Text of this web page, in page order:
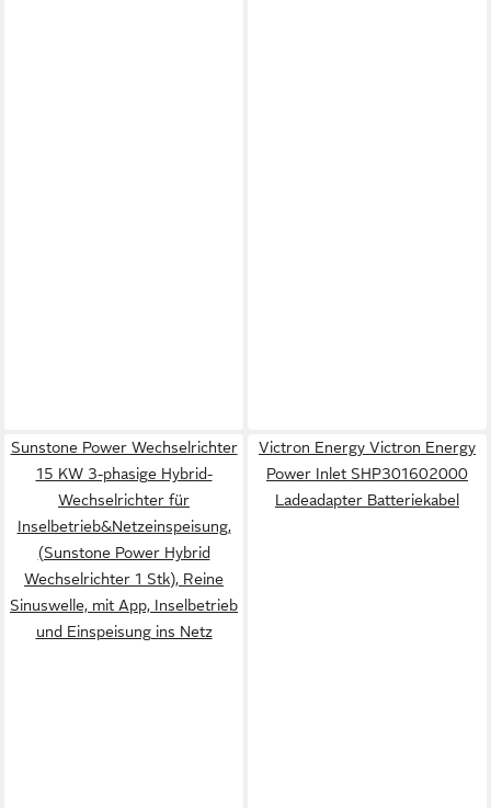
Sunstone Power Wechselrichter
15 KW 3-phasige Hybrid-
Wechselrichter für
Inselbetrieb&Netzeinspeisung,
(Sunstone Power Hybrid
Wechselrichter 1 Stk), Reine
Sinuswelle, mit App, Inselbetrieb
und Einspeisung ins Netz
Victron Energy Victron Energy
Power Inlet SHP301602000
Ladeadapter Batteriekabel